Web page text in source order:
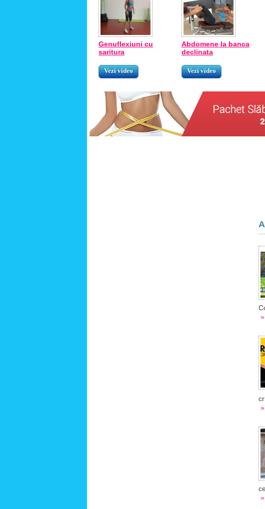
Genuflexiuni cu
saritura
Vezi video
Abdomene la banca
declinata
Vezi video
»
»
»